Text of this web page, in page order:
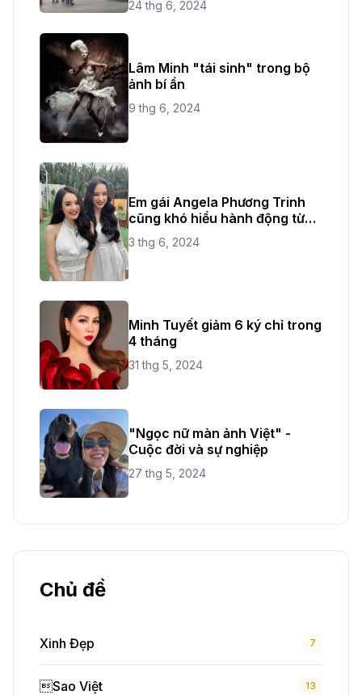
24 thg 6, 2024
Lâm Minh "tái sinh" trong bộ
ảnh bí ẩn
9 thg 6, 2024
Em gái Angela Phương Trinh
cũng khó hiểu hành động từ
chị ruột
3 thg 6, 2024
Minh Tuyết giảm 6 ký chỉ trong
4 tháng
31 thg 5, 2024
"Ngọc nữ màn ảnh Việt" -
Cuộc đời và sự nghiệp
27 thg 5, 2024
Chủ đề
Xinh Đẹp 7
Sao Việt 13